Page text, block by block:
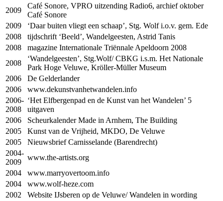
2009
Café Sonore, VPRO uitzending Radio6, archief oktober
Café Sonore
2009
‘Daar buiten vliegt een schaap’, Stg. Wolf i.o.v. gem. Ede
2008
tijdschrift ‘Beeld’, Wandelgeesten, Astrid Tanis
2008
magazine Internationale Triënnale Apeldoorn 2008
2008
‘Wandelgeesten’, Stg.Wolf/CBKG i.s.m. Het Nationale
Park Hoge Veluwe, Kröller-Müller Museum
2006
De Gelderlander
2006
www.dekunstvanhetwandelen.info
2006-
2008
‘Het Elfbergenpad en de Kunst van het Wandelen’ 5
uitgaven
2006
Scheurkalender Made in Arnhem, The Building
2005
Kunst van de Vrijheid, MKDO, De Veluwe
2005
Nieuwsbrief Carnisselande (Barendrecht)
2004-
2009
www.the-artists.org
2004
www.marryovertoom.info
2004
www.wolf-heze.com
2002
Website IJsberen op de Veluwe/ Wandelen in wording